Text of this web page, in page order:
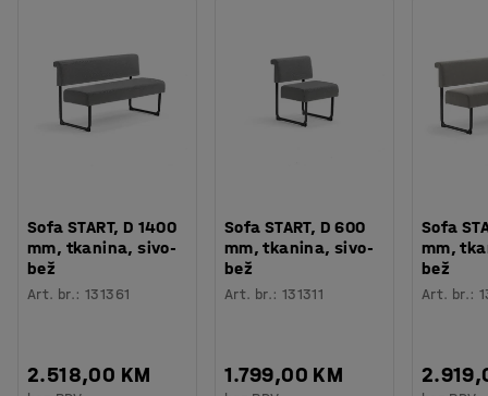
Sofa START, D 1400
mm, tkanina, sivo-
bež
Art. br.:131361
2.518,00 KM
Sofa START, D 600
mm, tkanina, sivo-
bež
Art. br.: 131311
1.799,00 KM
Sofa
mm,
bež
Art. br.: